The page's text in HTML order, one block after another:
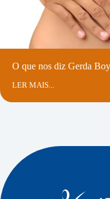
O que nos diz Gerda
LER MAIS...